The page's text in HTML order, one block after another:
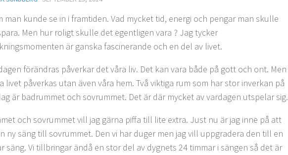
man kunde se in i framtiden. Vad mycket tid, energi och pengar man skulle
Men hur roligt skulle det egentligen vara ? Jag tycker
är ganska fascinerande och en del av livet.
förändras påverkar det våra liv. Det kan vara både på gott och ont. Men
livet påverkas utan även våra hem. Två viktiga rum som har stor inverkan på
är badrummet och sovrummet. Det är där mycket av vardagen utspelar sig.
och sovrummet vill jag gärna piffa till lite extra. Just nu är jag inne på att
ny säng till sovrummet. Den vi har duger men jag vill uppgradera den till en
säng. Vi tillbringar ändå en stor del av dygnets 24 timmar i sängen så det är